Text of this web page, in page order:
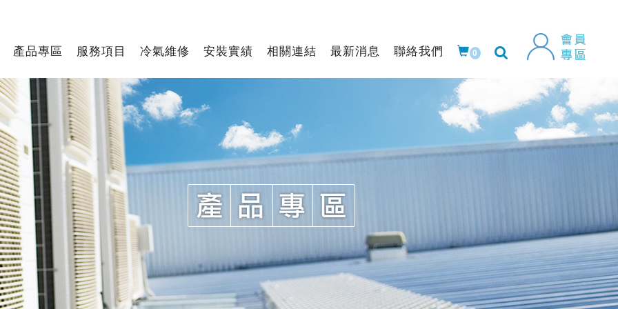
產品專區 服務項目 冷氣維修 安裝實績 相關連結 最新消息 聯絡我們 0